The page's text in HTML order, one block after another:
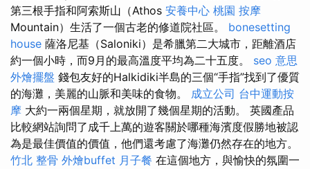
第三根手指和阿索斯山（Athos 安養中心 桃園 按摩
Mountain）生活了一個古老的修道院社區。 bonesetting
house 薩洛尼基（Saloniki）是希臘第二大城市，距離酒店
約一個小時，而9月的最高溫度平均為二十五度。 seo 意思
外燴擺盤 錢包友好的Halkidiki半島的三個“手指”找到了優質
的海灘，美麗的山脈和美味的食物。 成立公司 台中運動按
摩 大約一兩個星期，就放開了幾個星期的活動。 英國產品
比較網站詢問了成千上萬的遊客關於哪種海濱度假勝地被認
為是最佳價值的價值，他們還考慮了海灘仍然存在的地方。
竹北 整骨 外燴buffet 月子餐 在這個地方，與愉快的氛圍一